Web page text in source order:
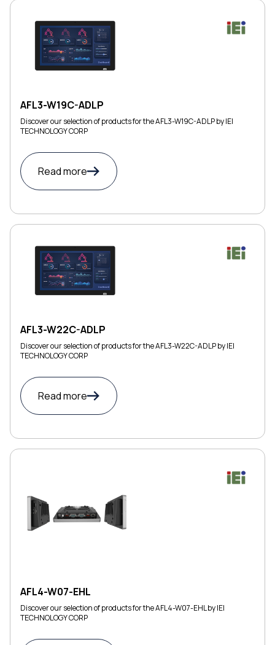
AFL3-W19C-ADLP
Discover our selection of products for the AFL3-W19C-ADLP by IEI
TECHNOLOGY CORP
Read more
AFL3-W22C-ADLP
Discover our selection of products for the AFL3-W22C-ADLP by IEI
TECHNOLOGY CORP
Read more
AFL4-W07-EHL
Discover our selection of products for the AFL4-W07-EHL by IEI
TECHNOLOGY CORP